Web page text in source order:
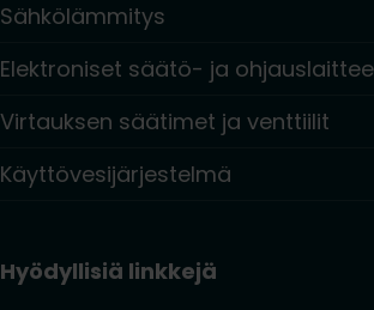
Sähkölämmitys
Elektroniset säätö- ja
Virtauksen säätimet ja venttiilit
Käyttövesijärjestelmä
Hyödyllisiä linkkejä